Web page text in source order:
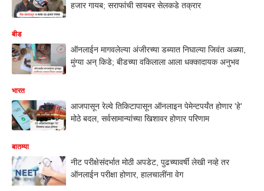
हजार गायब; सराफांची सायबर सेलकडे तक्रार
बीड
ऑनलाईन मागवलेल्या अंजीरच्या डब्यात निघाल्या जिवंत अळ्या,
मुंग्या अन् किडे; बीडच्या वकिलाला आला धक्कादायक अनुभव
भारत
आजपासून रेल्वे तिकिटापासून ऑनलाइन पेमेन्टपर्यंत होणार 'हे'
मोठे बदल, सर्वसामान्यांच्या खिशावर होणार परिणाम
बातम्या
नीट परीक्षेसंदर्भात मोठी अपडेट, पुढच्यावर्षी लेखी नव्हे तर
ऑनलाईन परीक्षा होणार, हालचालींना वेग